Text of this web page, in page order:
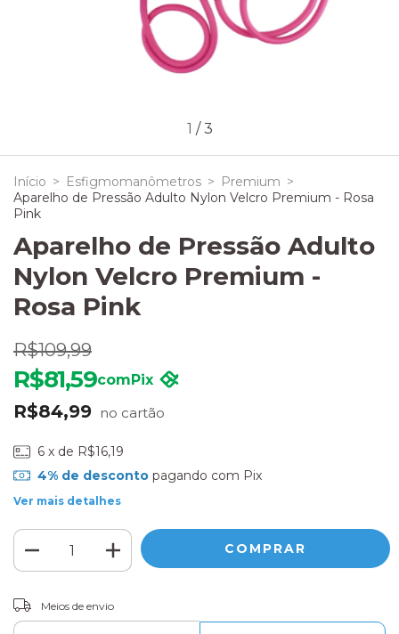
1 / 3
Início > Esfigmomanômetros > Premium >
Aparelho de Pressão Adulto Nylon Velcro Premium - Rosa
Pink
Aparelho de Pressão Adulto
Nylon Velcro Premium -
Rosa Pink
R$109,99
R$84,99
R$81,59comPix
6 x de R$16,19
4% de descontopagando com Pix
Ver mais detalhes
Entregas para o CEP:
Meios de envio